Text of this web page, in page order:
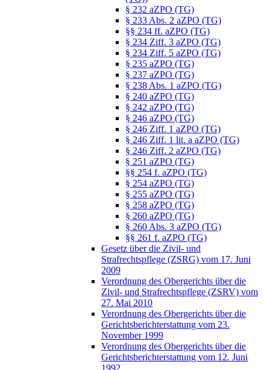
§ 232 aZPO (TG)
§ 233 Abs. 2 aZPO (TG)
§§ 234 ff. aZPO (TG)
§ 234 Ziff. 3 aZPO (TG)
§ 234 Ziff. 5 aZPO (TG)
§ 235 aZPO (TG)
§ 237 aZPO (TG)
§ 238 Abs. 1 aZPO (TG)
§ 240 aZPO (TG)
§ 242 aZPO (TG)
§ 246 aZPO (TG)
§ 246 Ziff. 1 aZPO (TG)
§ 246 Ziff. 1 lit. a aZPO (TG)
§ 246 Ziff. 2 aZPO (TG)
§ 251 aZPO (TG)
§§ 254 f. aZPO (TG)
§ 254 aZPO (TG)
§ 255 aZPO (TG)
§ 258 aZPO (TG)
§ 260 aZPO (TG)
§ 260 Abs. 3 aZPO (TG)
§§ 261 f. aZPO (TG)
Gesetz über die Zivil- und
Strafrechtspflege (ZSRG) vom 17. Juni
2009
Verordnung des Obergerichts über die
Zivil- und Strafrechtspflege (ZSRV) vom
27. Mai 2010
Verordnung des Obergerichts über die
Gerichtsberichterstattung vom 23.
November 1999
Verordnung des Obergerichts über die
Gerichtsberichterstattung vom 12. Juni
1992